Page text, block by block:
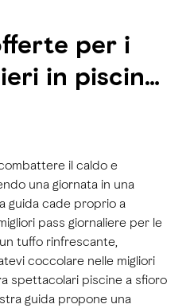
per i
in piscina
il caldo e
una giornata in una
guida cade proprio a
pass giornaliere per le
tuffo rinfrescante,
coccolare nelle migliori
spettacolari piscine a sfioro
guida propone una